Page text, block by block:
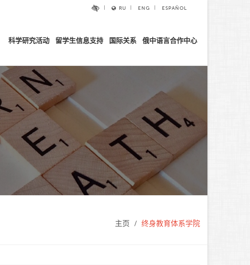
RU ENG ESPAÑOL
科学研究活动 留学生信息支持 国际关系 俄中语言合作中心
主页 终身教育体系学院